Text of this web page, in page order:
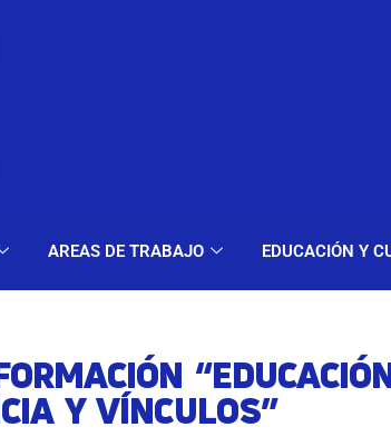
AREAS DE TRABAJO EDUCACIÓN Y
GREMIALES AREAS DE
Y VÍNCULOS”